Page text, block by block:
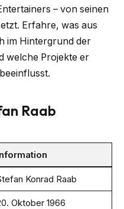
– von seinen
Erfahre, was aus
im Hintergrund der
welche Projekte er
Raab
Konrad Raab
Oktober 1966